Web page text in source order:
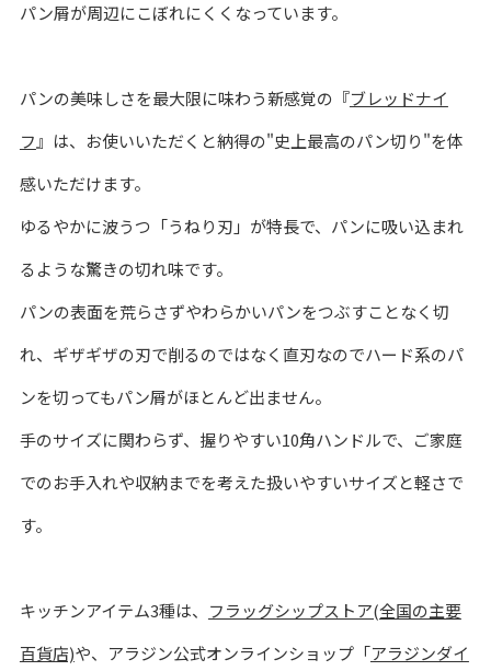
パン屑が周辺にこぼれにくくなっています。
パンの美味しさを最大限に味わう新感覚の『ブレッドナイ
フ 』は、お使いいただくと納得の"史上最高のパン切り"を体
感いただけます。
ゆるやかに波うつ「うねり刃」が特長で、パンに吸い込まれ
るような驚きの切れ味です。
パンの表面を荒らさずやわらかいパンをつぶすことなく切
れ、ギザギザの刃で削るのではなく直刃なのでハード系のパ
ンを切ってもパン屑がほとんど出ません。
手のサイズに関わらず、握りやすい10角ハンドルで、ご家庭
でのお手入れや収納までを考えた扱いやすいサイズと軽さで
す。
キッチンアイテム3種は、 フラッグシップストア(全国の主要
百貨店)や、アラジン公式オンラインショップ「アラジンダイ